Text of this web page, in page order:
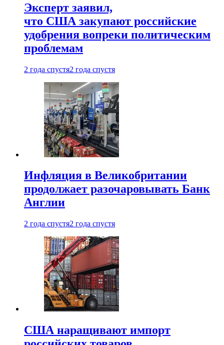
Эксперт заявил,
что США закупают российские
удобрения вопреки политическим
проблемам
2 года спустя2 года спустя
Инфляция в Великобритании
продолжает разочаровывать Банк
Англии
2 года спустя2 года спустя
США наращивают импорт